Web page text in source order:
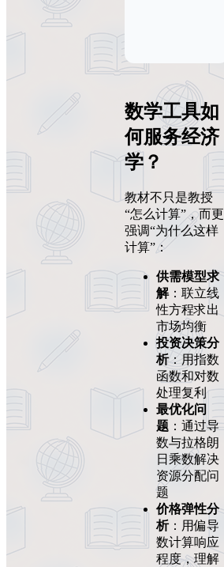
数学工具如
何服务经济
学？
教材不只是教授
“怎么计算”，而更
强调“为什么这样
计算”：
供需模型求
解：联立线
性方程求出
市场均衡
投资决策分
析：用指数
函数和对数
处理复利
最优化问
题 ：通过导
数与拉格朗
日乘数解决
资源分配问
题
价格弹性分
析：用偏导
数计算响应
程度，理解